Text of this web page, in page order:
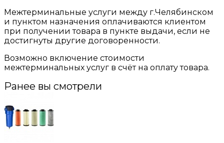
Межтерминальные услуги между г.Челябинском
и пунктом назначения оплачиваются клиентом
при получении товара в пункте выдачи, если не
достигнуты другие договоренности.
Возможно включение стоимости
межтерминальных услуг в счёт на оплату товара.
Ранее вы смотрели